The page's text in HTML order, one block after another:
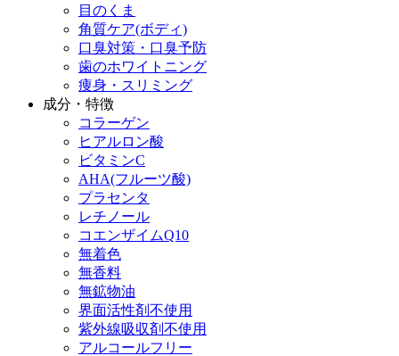
目のくま
角質ケア(ボディ)
口臭対策・口臭予防
歯のホワイトニング
痩身・スリミング
成分・特徴
コラーゲン
ヒアルロン酸
ビタミンC
AHA(フルーツ酸)
プラセンタ
レチノール
コエンザイムQ10
無着色
無香料
無鉱物油
界面活性剤不使用
紫外線吸収剤不使用
アルコールフリー